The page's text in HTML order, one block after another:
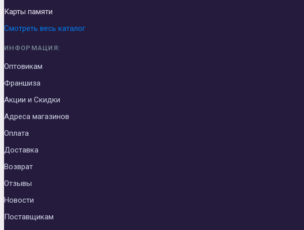
Карты памяти
Смотреть весь каталог
ИНФОРМАЦИЯ:
Оптовикам
Франшиза
Акции и Скидки
Адреса магазинов
Оплата
Доставка
Возврат
Отзывы
Новости
Поставщикам